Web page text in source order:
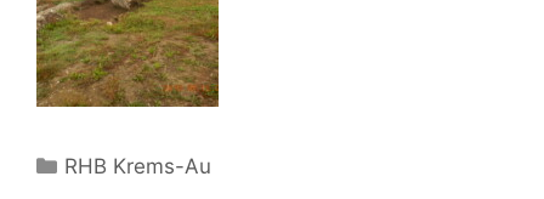
Kategorien
RHB Krems-Au